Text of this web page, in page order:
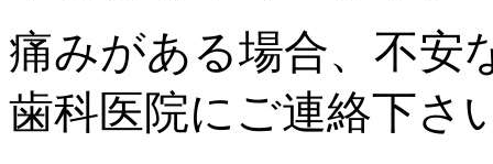
痛みがある場合、不安
歯科医院にご連絡下さ